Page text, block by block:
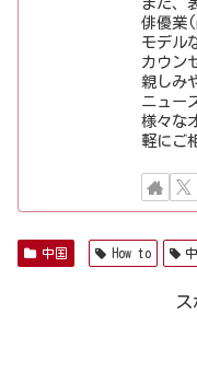
俳優業
モデル
カウン
親しみ
ニュー
様々な
軽にご
中国 How to